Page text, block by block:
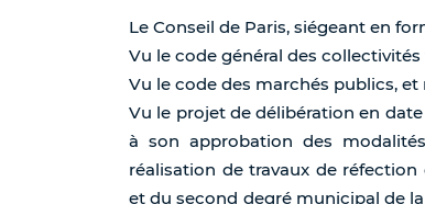
Le Conseil de Paris, siégeant en
Vu le code général des
Vu le code des marchés publics, et
Vu le projet de délibération en
à son approbation des
réalisation de travaux de
et du second degré municipal de